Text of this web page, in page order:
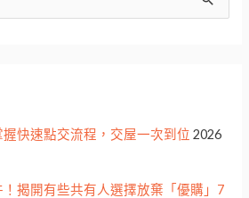
快速點交流程，交屋一次到位 2026
揭開有些共有人選擇放棄「優購」7